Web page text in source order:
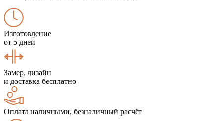
Изготовление
от 5 дней
Замер, дизайн
и доставка бесплатно
Оплата наличными, безналичный расчёт